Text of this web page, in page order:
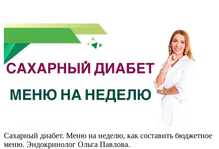
Сахарный диабет. Меню на неделю, как составить бюджетное
меню. Эндокринолог Ольга Павлова.